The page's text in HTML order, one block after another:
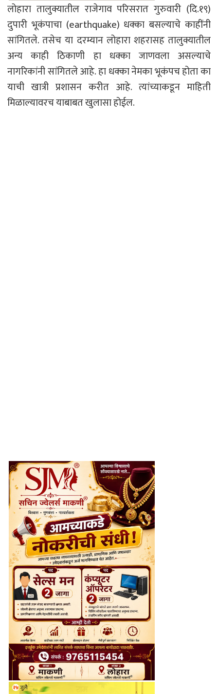
लोहारा तालुक्यातील राजेगाव परिसरात गुरुवारी (दि.१९)
दुपारी भूकंपाचा (earthquake) धक्का बसल्याचे काहींनी
सांगितले. तसेच या दरम्यान लोहारा शहरासह तालुक्यातील
अन्य काही ठिकाणी हा धक्का जाणवला असल्याचे
नागरिकांनी सांगितले आहे. हा धक्का नेमका भूकंपच होता का
याची खात्री प्रशासन करीत आहे. त्यांच्याकडून माहिती
मिळाल्यावरच याबाबत खुलासा होईल.